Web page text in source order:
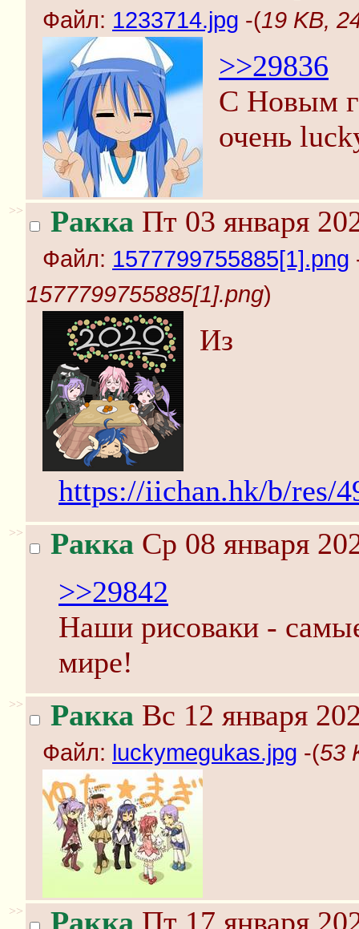
Файл: 1233714.jpg -(19 KB,
>>29836
С Новым
очень
>> Ракка Пт 03 января
Файл: 1577799755885[1].png
1577799755885[1].png)
Из
https://iichan.hk/b/res/
>> Ракка Ср 08 января
>>29842
Наши рисоваки -
мире!
>> Ракка Вс 12 января
Файл: luckymegukas.jpg -(53
>> Ракка Пт 17 января